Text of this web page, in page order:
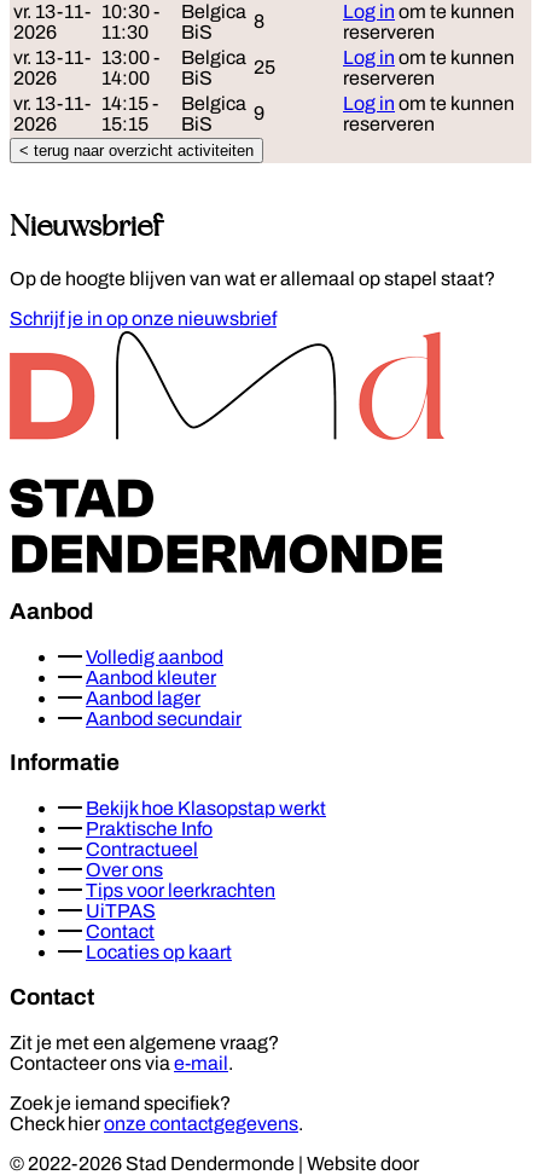
vr. 13-11-
2026
10:30 -
11:30
Belgica
BiS
8 Log in om te kunnen
reserveren
vr. 13-11-
2026
13:00 -
14:00
Belgica
BiS
25 Log in om te kunnen
reserveren
vr. 13-11-
2026
14:15 -
15:15
Belgica
BiS
9 Log in om te kunnen
reserveren
< terug naar overzicht activiteiten
Nieuwsbrief
Op de hoogte blijven van wat er allemaal op stapel staat?
Schrijf je in op onze nieuwsbrief
Aanbod
Volledig aanbod
Aanbod kleuter
Aanbod lager
Aanbod secundair
Informatie
Bekijk hoe Klasopstap werkt
Praktische Info
Contractueel
Over ons
Tips voor leerkrachten
UiTPAS
Contact
Locaties op kaart
Contact
Zit je met een algemene vraag?
Contacteer ons via e-mail.
Zoek je iemand specifiek?
Check hieronze contactgegevens.
© 2022-2026 Stad Dendermonde | Website door